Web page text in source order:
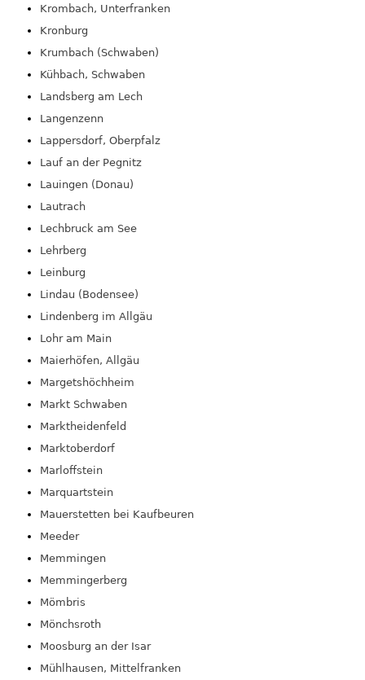
Krombach, Unterfranken
Kronburg
Krumbach (Schwaben)
Kühbach, Schwaben
Landsberg am Lech
Langenzenn
Lappersdorf, Oberpfalz
Lauf an der Pegnitz
Lauingen (Donau)
Lautrach
Lechbruck am See
Lehrberg
Leinburg
Lindau (Bodensee)
Lindenberg im Allgäu
Lohr am Main
Maierhöfen, Allgäu
Margetshöchheim
Markt Schwaben
Marktheidenfeld
Marktoberdorf
Marloffstein
Marquartstein
Mauerstetten bei Kaufbeuren
Meeder
Memmingen
Memmingerberg
Mömbris
Mönchsroth
Moosburg an der Isar
Mühlhausen, Mittelfranken